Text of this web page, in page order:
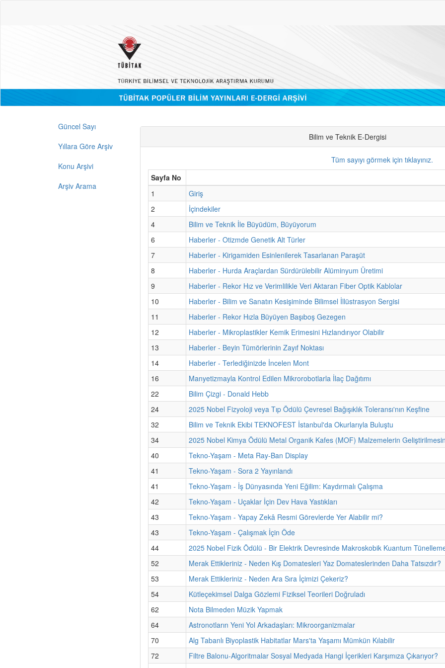
Güncel Sayı
Yıllara Göre Arşiv
Konu Arşivi
Arşiv Arama
Bilim ve Teknik E-Dergisi
Tüm sayıyı görmek için tıklayınız.
Sayfa No
1
Giriş
2
İçindekiler
4
Bilim ve Teknik İle Büyüdüm, Büyüyorum
6
Haberler - Otizmde Genetik Alt Türler
7
Haberler - Kirigamiden Esinlenilerek Tasarlanan Paraşüt
8
Haberler - Hurda Araçlardan Sürdürülebilir Alüminyum Üretimi
9
Haberler - Rekor Hız ve Verimlilikle Veri Aktaran Fiber Optik Kablolar
10
Haberler - Bilim ve Sanatın Kesişiminde Bilimsel İllüstrasyon Sergisi
11
Haberler - Rekor Hızla Büyüyen Başıboş Gezegen
12
Haberler - Mikroplastikler Kemik Erimesini Hızlandırıyor Olabilir
13
Haberler - Beyin Tümörlerinin Zayıf Noktası
14
Haberler - Terlediğinizde İncelen Mont
16
Manyetizmayla Kontrol Edilen Mikrorobotlarla İlaç Dağıtımı
22
Bilim Çizgi - Donald Hebb
24
2025 Nobel Fizyoloji veya Tıp Ödülü Çevresel Bağışıklık Toleransı'nın Keşfine
32
Bilim ve Teknik Ekibi TEKNOFEST İstanbul'da Okurlarıyla Buluştu
34
2025 Nobel Kimya Ödülü Metal Organik Kafes (MOF) Malzemelerin
40
Tekno-Yaşam - Meta Ray-Ban Display
41
Tekno-Yaşam - Sora 2 Yayınlandı
41
Tekno-Yaşam - İş Dünyasında Yeni Eğilim: Kaydırmalı Çalışma
42
Tekno-Yaşam - Uçaklar İçin Dev Hava Yastıkları
43
Tekno-Yaşam - Yapay Zekâ Resmi Görevlerde Yer Alabilir mi?
43
Tekno-Yaşam - Çalışmak İçin Öde
44
2025 Nobel Fizik Ödülü - Bir Elektrik Devresinde Makroskobik Kuantum
52
Merak Ettikleriniz - Neden Kış Domatesleri Yaz Domateslerinden Daha Tatsızdır?
53
Merak Ettikleriniz - Neden Ara Sıra İçimizi Çekeriz?
54
Kütleçekimsel Dalga Gözlemi Fiziksel Teorileri Doğruladı
62
Nota Bilmeden Müzik Yapmak
64
Astronotların Yeni Yol Arkadaşları: Mikroorganizmalar
70
Alg Tabanlı Biyoplastik Habitatlar Mars'ta Yaşamı Mümkün Kılabilir
72
Filtre Balonu-Algoritmalar Sosyal Medyada Hangi İçerikleri Karşımıza Çıkarıyor?